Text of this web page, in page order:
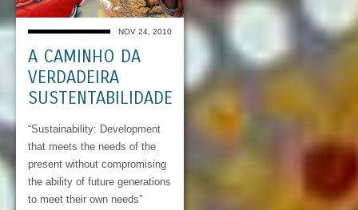
NOV 24, 2010
A CAMINHO DA
VERDADEIRA
SUSTENTABILIDADE
“Sustainability: Development
that meets the needs of the
present without compromising
the ability of future generations
to meet their own needs”